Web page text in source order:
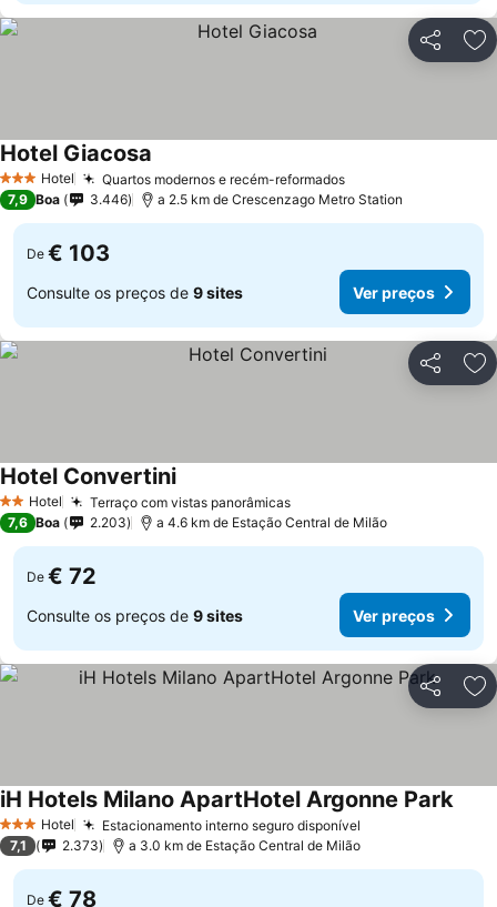
Partilhar
3 EstrelasHotel Quartos modernos e recém-reformados
Hotel Giacosa
7,9 Boa 3.446 a 2.5 km de Crescenzago Metro Station
De € 103
Consulte os preços de 9 sites Ver preços
Partilhar
2 Estrelas
Hotel Terraço com vistas panorâmicas
Hotel Convertini
7,6 Boa 2.203 a 4.6 km de Estação Central de Milão
De € 72
Consulte os preços de 9 sites Ver preços
Partilhar
3 EstrelasHotel Estacionamento interno seguro disponível
iH Hotels Milano ApartHotel Argonne Park
7,1 2.373 a 3.0 km de Estação Central de Milão
De € 78